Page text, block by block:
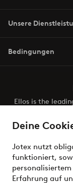
Deine
Jotex nutzt
funktioniert,
Erfahrung auf
Unsere
Bedingungen
Ellos is the
the latest